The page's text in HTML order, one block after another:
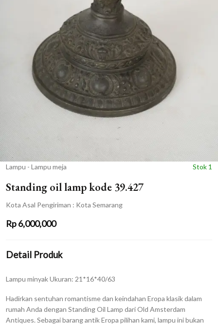
Lampu - Lampu meja Stok 1
Standing oil lamp kode 39.427
Kota Asal Pengiriman : Kota Semarang
Rp6,000,000
Detail Produk
Lampu minyak Ukuran: 21*16*40/63
Hadirkan sentuhan romantisme dan keindahan Eropa klasik dalam
rumah Anda dengan Standing Oil Lamp dari Old Amsterdam
Antiques. Sebagai barang antik Eropa pilihan kami, lampu ini bukan